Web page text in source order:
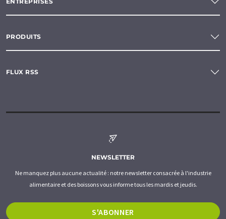
PRODUITS
FLUX RSS
NEWSLETTER
Ne manquez plus aucune actualité : notre newsletter consacrée à l'industrie
alimentaire et des boissons vous informe tous les mardis et jeudis.
S'ABONNER